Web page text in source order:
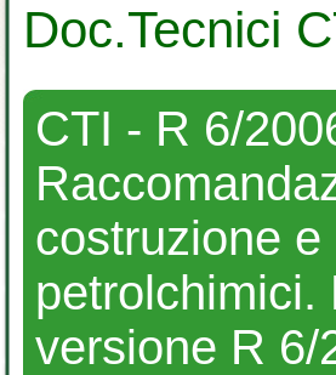
Doc.Tecnici
CTI - R 6/
costruzione
petrolchimici.
versione R 6/